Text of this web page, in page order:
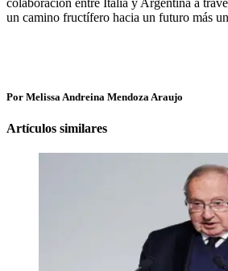
un camino fructífero hacia un futuro más
Por Melissa Andreina Mendoza Araujo
Artículos similares